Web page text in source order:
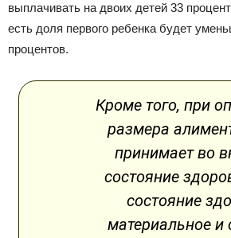
выплачивать на двоих детей 33
есть доля первого ребенка будет
процентов.
Кроме того, при
размера
принимает во
состояние
состояние
материальное и